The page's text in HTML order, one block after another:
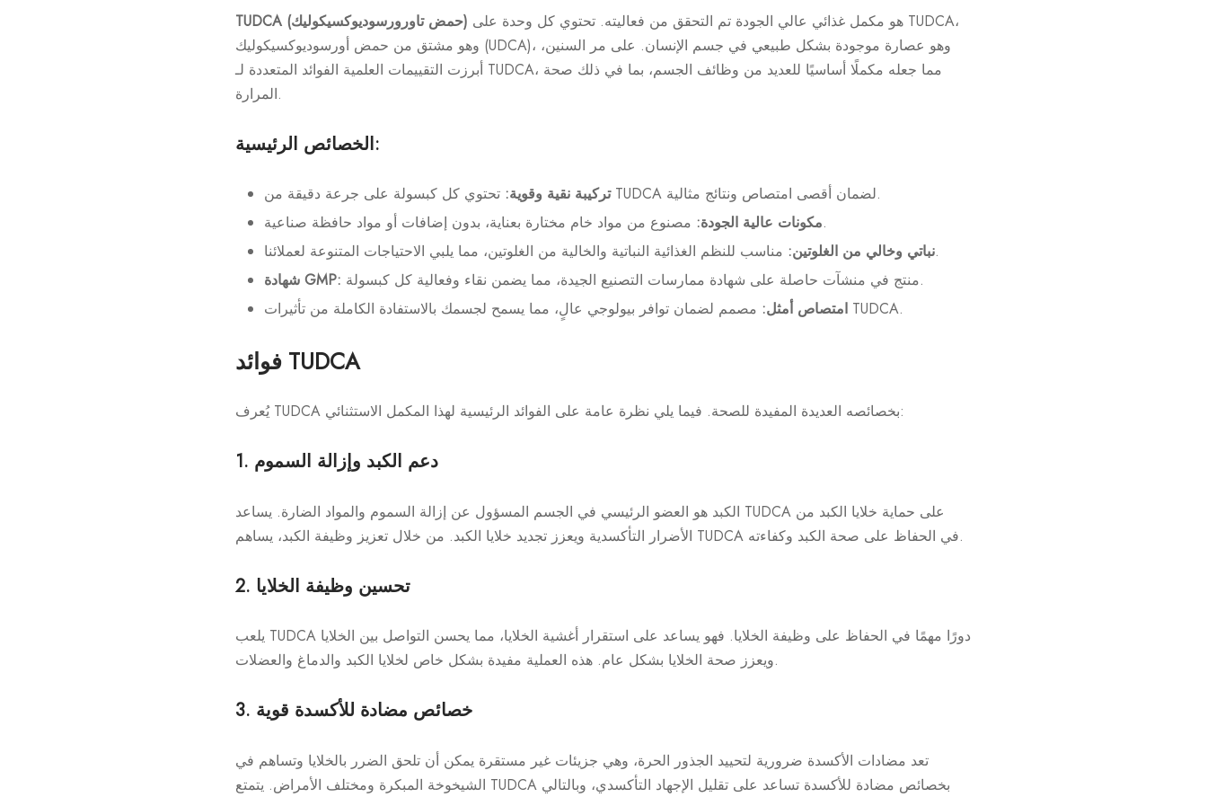
TUDCA (حمض تاورورسوديوكسيكوليك)
وهو مشتق من حمض أورسوديوكسيكوليك (UDCA)، وهو عصارة موجودة بشكل طبيعي في جسم الإنسان. على مر السنين،
أبرزت التقييمات العلمية الفوائد المتعددة لـ TUDCA، مما جعله مكملًا أساسيًا للعديد من وظائف الجسم، بما في ذلك صحة
المرارة.
الخصائص الرئيسية:
تركيبة نقية وقوية:
تحتوي كل كبسولة على جرعة دقيقة من TUDCA لضمان أقصى امتصاص ونتائج مثالية.
مكونات عالية الجودة:مصنوع من مواد خام مختارة بعناية، بدون إضافات أو مواد حافظة صناعية.
نباتي وخالي من الغلوتين:مناسب للنظم الغذائية النباتية والخالية من الغلوتين، مما يلبي الاحتياجات المتنوعة لعملائنا.
شهادة GMP:
منتج في منشآت حاصلة على شهادة ممارسات التصنيع الجيدة، مما يضمن نقاء وفعالية كل كبسولة.
امتصاص أمثل:مصمم لضمان توافر بيولوجي عالٍ، مما يسمح لجسمك بالاستفادة الكاملة من تأثيرات TUDCA.
فوائد TUDCA
يُعرف TUDCA بخصائصه العديدة المفيدة للصحة. فيما يلي نظرة عامة على الفوائد الرئيسية لهذا المكمل الاستثنائي:
1. دعم الكبد وإزالة السموم
الكبد هو العضو الرئيسي في الجسم المسؤول عن إزالة السموم والمواد الضارة. يساعد TUDCA على حماية خلايا الكبد من
الأضرار التأكسدية ويعزز تجديد خلايا الكبد. من خلال تعزيز وظيفة الكبد، يساهم TUDCA في الحفاظ على صحة الكبد وكفاءته.
2. تحسين وظيفة الخلايا
يلعب TUDCA دورًا مهمًا في الحفاظ على وظيفة الخلايا. فهو يساعد على استقرار أغشية الخلايا، مما يحسن التواصل بين الخلايا
ويعزز صحة الخلايا بشكل عام. هذه العملية مفيدة بشكل خاص لخلايا الكبد والدماغ والعضلات.
3. خصائص مضادة للأكسدة قوية
تعد مضادات الأكسدة ضرورية لتحييد الجذور الحرة، وهي جزيئات غير مستقرة يمكن أن تلحق الضرر بالخلايا وتساهم في
الشيخوخة المبكرة ومختلف الأمراض. يتمتع TUDCA بخصائص مضادة للأكسدة تساعد على تقليل الإجهاد التأكسدي، وبالتالي